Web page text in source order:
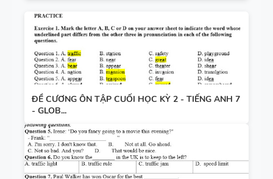
ĐỀ CƯƠNG ÔN TẬP CUỐI HỌC KỲ 2 - TIẾNG ANH 7
- GLOB...